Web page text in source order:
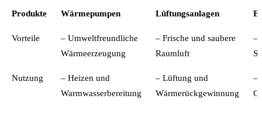
Produkte Wärmepumpen Lüftungsanlagen
Vorteile
– Umweltfreundliche
Wärmeerzeugung
– Frische und saubere
Raumluft
–
Nutzung
– Heizen und
Warmwasserbereitung
– Lüftung und
Wärmerückgewinnung
–